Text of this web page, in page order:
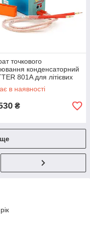
точкового
конденсаторний
801A для літієвих
(нікель) з ручкою
220V,
в наявності
₴